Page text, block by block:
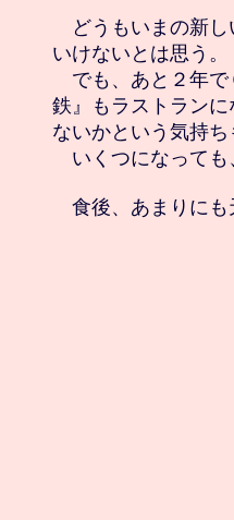
どうもいまの新し
いけないとは思う。
でも、あと２年で
鉄』もラストラン
ないかという気持ち
いくつになっても